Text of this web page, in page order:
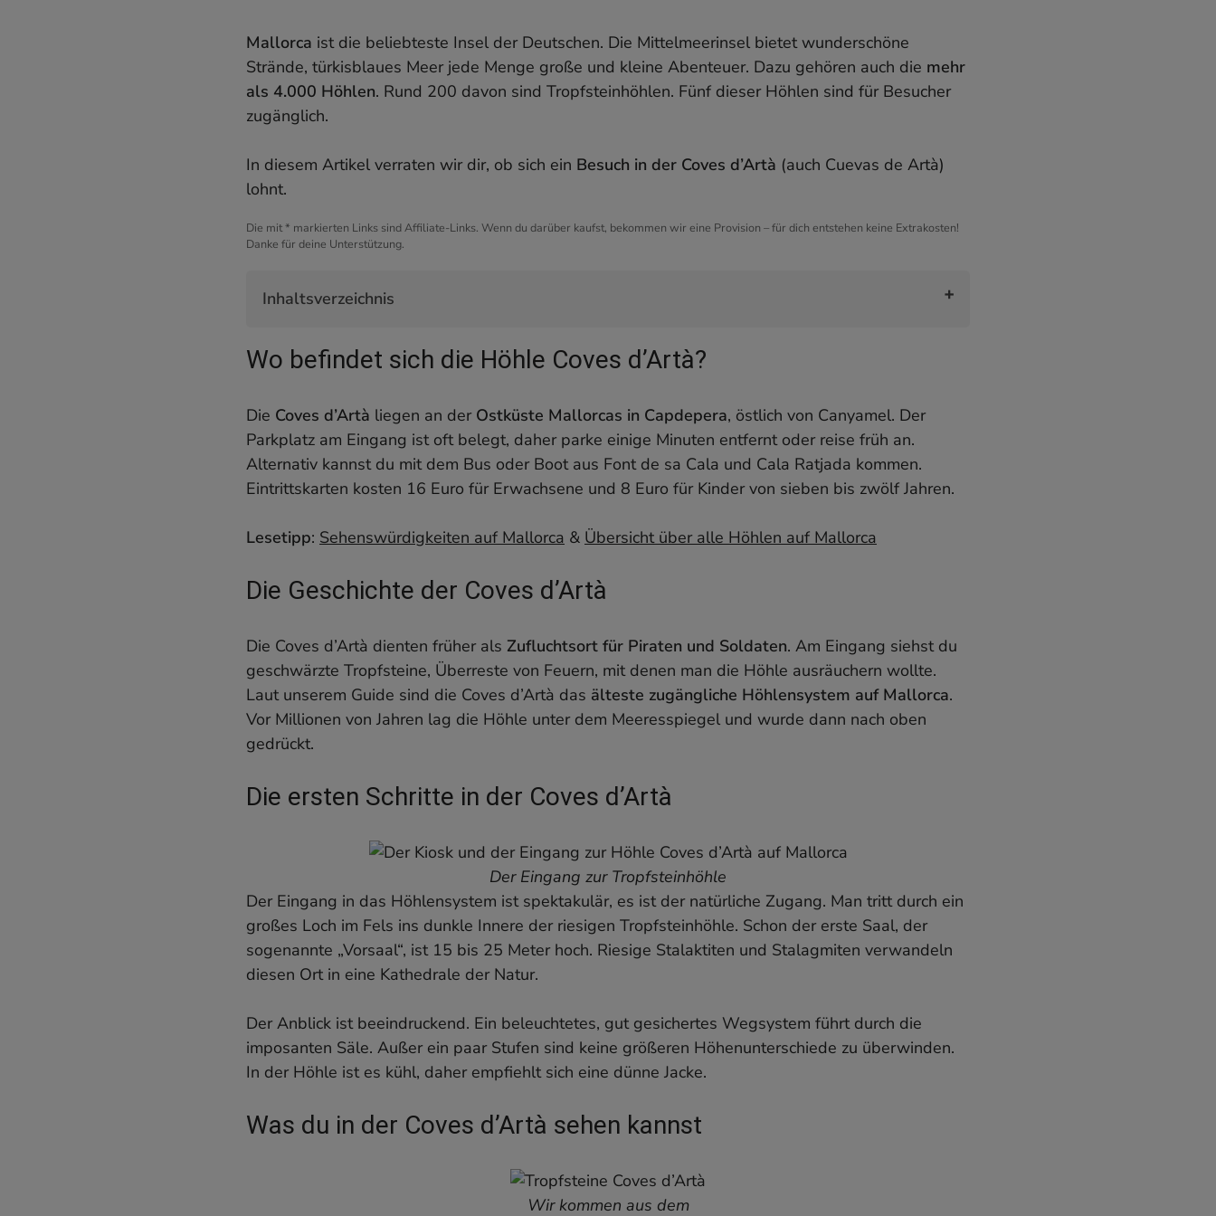
Mallorca ist die beliebteste Insel der Deutschen. Die Mittelmeerinsel bietet wunderschöne
Strände, türkisblaues Meer jede Menge große und kleine Abenteuer. Dazu gehören auch die mehr
als 4.000 Höhlen. Rund 200 davon sind Tropfsteinhöhlen. Fünf dieser Höhlen sind für Besucher
zugänglich.
In diesem Artikel verraten wir dir, ob sich ein Besuch in der Coves d’Artà (auch Cuevas de Artà)
lohnt.
Die mit * markierten Links sind Affiliate-Links. Wenn du darüber kaufst, bekommen wir eine Provision – für dich entstehen keine Extrakosten!
Danke für deine Unterstützung.
Inhaltsverzeichnis
Die Geschichte der Coves d’Artà
Was du in der Coves d’Artà sehen kannst
Die Führung durch die Coves d’Artà
Was du über die Tropfsteinhöhle wissen musst
Alle Infos zur Coves d’Artà
Wo befindet sich die Höhle Coves d’Artà?
Die Coves d’Artà liegen an der Ostküste Mallorcas in Capdepera, östlich von Canyamel. Der
Parkplatz am Eingang ist oft belegt, daher parke einige Minuten entfernt oder reise früh an.
Alternativ kannst du mit dem Bus oder Boot aus Font de sa Cala und Cala Ratjada kommen.
Eintrittskarten kosten 16 Euro für Erwachsene und 8 Euro für Kinder von sieben bis zwölf Jahren.
Lesetipp: Sehenswürdigkeiten auf Mallorca & Übersicht über alle Höhlen auf Mallorca
Die Geschichte der Coves d’Artà
Die Coves d’Artà dienten früher als Zufluchtsort für Piraten und Soldaten. Am Eingang siehst du
geschwärzte Tropfsteine, Überreste von Feuern, mit denen man die Höhle ausräuchern wollte.
Laut unserem Guide sind die Coves d’Artà das älteste zugängliche Höhlensystem auf Mallorca.
Vor Millionen von Jahren lag die Höhle unter dem Meeresspiegel und wurde dann nach oben
gedrückt.
Die ersten Schritte in der Coves d’Artà
Der Eingang zur Tropfsteinhöhle
Der Eingang in das Höhlensystem ist spektakulär, es ist der natürliche Zugang. Man tritt durch ein
großes Loch im Fels ins dunkle Innere der riesigen Tropfsteinhöhle. Schon der erste Saal, der
sogenannte „Vorsaal“, ist 15 bis 25 Meter hoch. Riesige Stalaktiten und Stalagmiten verwandeln
diesen Ort in eine Kathedrale der Natur.
Der Anblick ist beeindruckend. Ein beleuchtetes, gut gesichertes Wegsystem führt durch die
imposanten Säle. Außer ein paar Stufen sind keine größeren Höhenunterschiede zu überwinden.
In der Höhle ist es kühl, daher empfiehlt sich eine dünne Jacke.
Was du in der Coves d’Artà sehen kannst
Wir kommen aus dem